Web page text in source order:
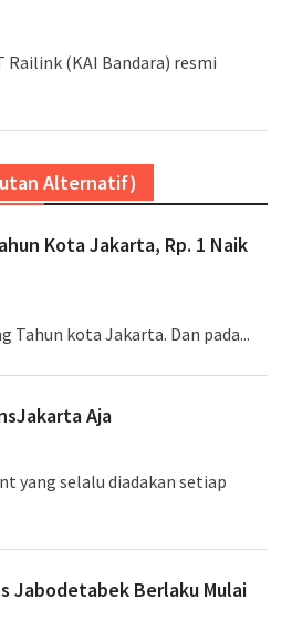
Railink (KAI Bandara) resmi
Alternatif)
Kota Jakarta, Rp. 1 Naik
Tahun kota Jakarta. Dan pada...
Aja
yang selalu diadakan setiap
Jabodetabek Berlaku Mulai